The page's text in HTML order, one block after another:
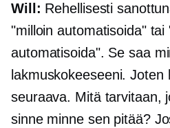
Will: Rehellisesti
"milloin automatisoida" tai
automatisoida". Se saa
lakmuskokeeseeni. Joten
seuraava. Mitä tarvitaan,
sinne minne sen pitää?